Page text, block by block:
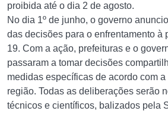
proibida até o dia 2 de agosto.
No dia 1º de junho, o governo
das decisões para o enfrentamento à
19. Com a ação, prefeituras e o
passaram a tomar decisões
medidas específicas de acordo com
região. Todas as deliberações serão
técnicos e científicos, balizados pela